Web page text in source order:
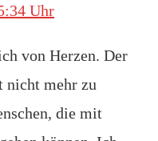
Uhr
von Herzen. Der
nicht mehr zu
die mit